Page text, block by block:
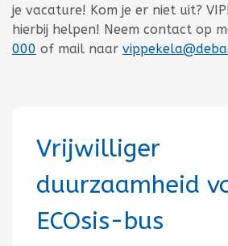
je vacature! Kom je er niet uit?
hierbij helpen! Neem contact op
000 of mail naar
Vrijwilliger
duurzaamheid
ECOsis-bus